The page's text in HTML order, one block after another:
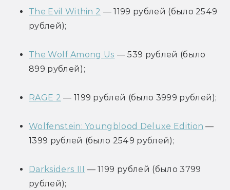
The Evil Within 2 — 1199 рублей (было 2549
рублей);
The Wolf Among Us — 539 рублей (было
899 рублей);
RAGE 2 — 1199 рублей (было 3999 рублей);
Wolfenstein: Youngblood Deluxe Edition —
1399 рублей (было 2549 рублей);
Darksiders III
— 1199 рублей (было 3799
рублей);